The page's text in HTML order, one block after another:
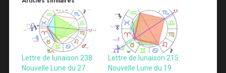
Lettre de lunaison 238.
Nouvelle Lune du 27
Lettre de lunaison 215.
Nouvelle Lune du 19